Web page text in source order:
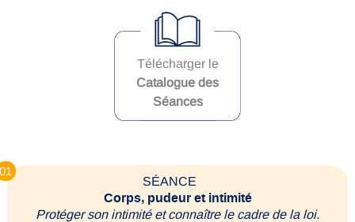
Télécharger le
Catalogue des
Séances
SÉANCE
Corps, pudeur et intimité
Protéger son intimité et connaître le cadre de la loi.